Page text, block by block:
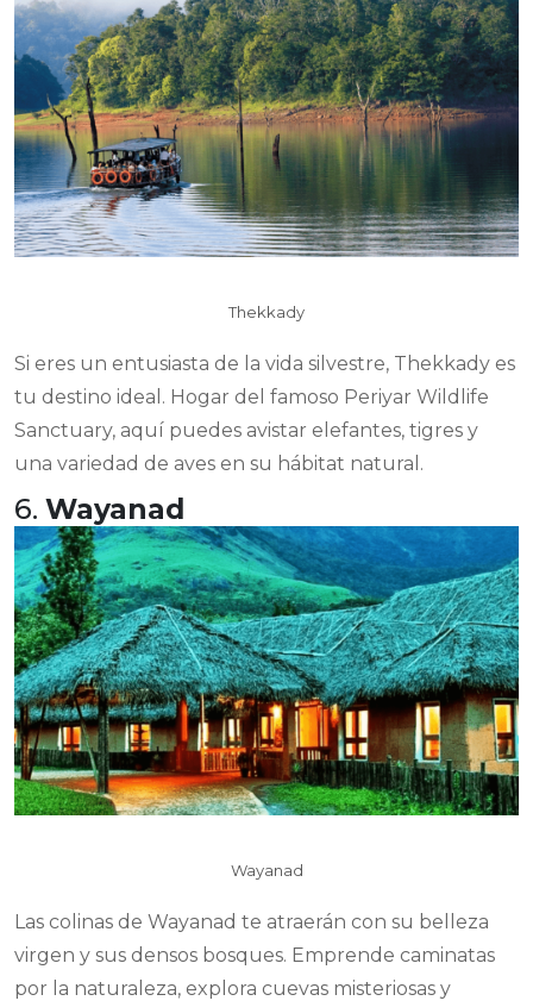
Thekkady
Si eres un entusiasta de la vida silvestre, Thekkady es
tu destino ideal. Hogar del famoso Periyar Wildlife
Sanctuary, aquí puedes avistar elefantes, tigres y
una variedad de aves en su hábitat natural.
6. Wayanad
Wayanad
Las colinas de Wayanad te atraerán con su belleza
virgen y sus densos bosques. Emprende caminatas
por la naturaleza, explora cuevas misteriosas y